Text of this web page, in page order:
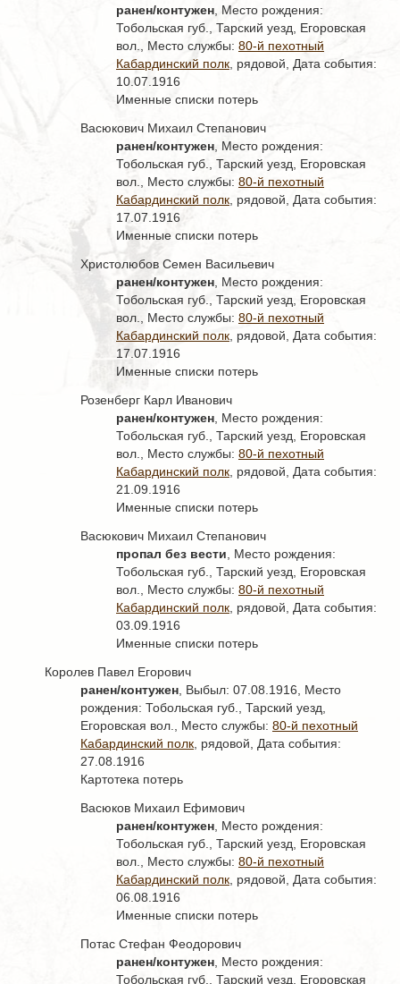
ранен/контужен , Место рождения:
Тобольская губ., Тарский уезд, Егоровская
вол., Место службы: 80-й пехотный
Кабардинский полк , рядовой, Дата события:
10.07.1916
Именные списки потерь
Васюкович Михаил Степанович
ранен/контужен , Место рождения:
Тобольская губ., Тарский уезд, Егоровская
вол., Место службы: 80-й пехотный
Кабардинский полк , рядовой, Дата события:
17.07.1916
Именные списки потерь
Христолюбов Семен Васильевич
ранен/контужен , Место рождения:
Тобольская губ., Тарский уезд, Егоровская
вол., Место службы: 80-й пехотный
Кабардинский полк , рядовой, Дата события:
17.07.1916
Именные списки потерь
Розенберг Карл Иванович
ранен/контужен , Место рождения:
Тобольская губ., Тарский уезд, Егоровская
вол., Место службы: 80-й пехотный
Кабардинский полк , рядовой, Дата события:
21.09.1916
Именные списки потерь
Васюкович Михаил Степанович
пропал без вести , Место рождения:
Тобольская губ., Тарский уезд, Егоровская
вол., Место службы: 80-й пехотный
Кабардинский полк , рядовой, Дата события:
03.09.1916
Именные списки потерь
Королев Павел Егорович
ранен/контужен , Выбыл: 07.08.1916, Место
рождения: Тобольская губ., Тарский уезд,
Егоровская вол., Место службы: 80-й пехотный
Кабардинский полк , рядовой, Дата события:
27.08.1916
Картотека потерь
Васюков Михаил Ефимович
ранен/контужен , Место рождения:
Тобольская губ., Тарский уезд, Егоровская
вол., Место службы: 80-й пехотный
Кабардинский полк , рядовой, Дата события:
06.08.1916
Именные списки потерь
Потас Стефан Феодорович
ранен/контужен , Место рождения:
Тобольская губ., Тарский уезд, Егоровская